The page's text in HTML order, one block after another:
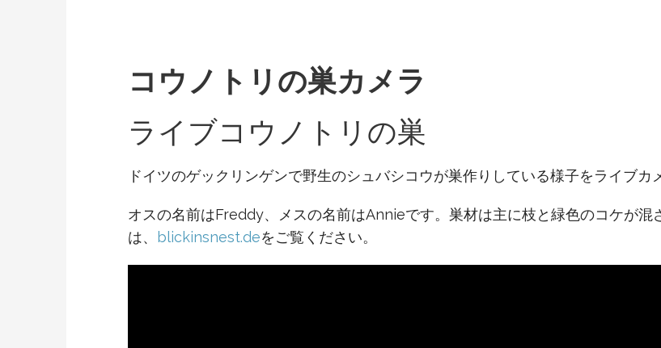
コウノトリの巣カメラ
ライブコウノトリの巣
ドイツのゲックリンゲンで野生のシュバシコウが巣作りしている様子をライブカ
オスの名前はFreddy、メスの名前はAnnieです。巣材は主に枝と緑色のコケが混
は、
blickinsnest.deをご覧ください。